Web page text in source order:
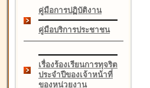
คู่มือการปฏิบัติงาน
คู่มือบริการประชาชน
เรื่องร้องเรียนการทุจริต
ประจำปีของเจ้าหน้าที่
ของหน่วยงาน